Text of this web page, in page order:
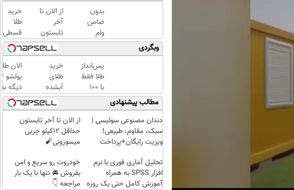
بدون
ضامن
وام
بگیر،
طلا
بخر
😍
از الان تا
آخر
تابستون
حداقل
12کیلو
چربی
میسوزونی
🧨
خرید
طلا
قسطی
وبگردی
پس‌انداز
طلا فقط
با ۱۰۰
هزارتومان
(امن و
راحت)
خرید
طلای
آبشده
حتی با
۱۰۰هزارتومان
الان
دیگه
طلا با
بی‌بهره
مطالب پیشنهادی
دندان مصنوعی سوئیسی |
سبک، مقاوم، طبیعی!
ویزیت رایگان+پرداخت
از الان تا آخر تابستون
حداقل 12کیلو چربی
میسوزونی🧨
تحلیل آماری فوری با نرم
افزار SPSS به همراه
آموزش کامل حتی یک روزه
خودروت رو سریع و امن
بفروش 🚘 تنها با یک بار
مراجعه 👇